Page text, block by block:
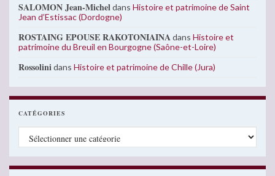
SALOMON Jean-Micheldans Histoire et patrimoine de Saint
Jean d’Estissac (Dordogne)
ROSTAING EPOUSE RAKOTONIAINAdans Histoire et
patrimoine du Breuil en Bourgogne (Saône-et-Loire)
Rossolinidans Histoire et patrimoine de Chille (Jura)
CATÉGORIES
Catégories